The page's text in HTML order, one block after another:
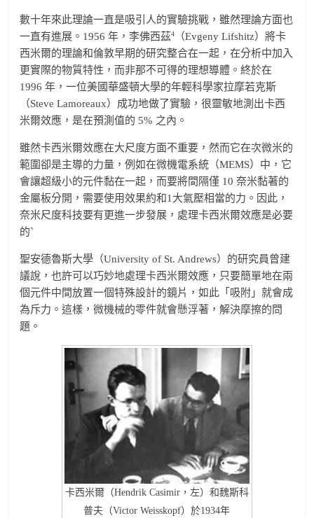
數十年來此理論一直是吸引人的實驗挑戰，雖然理論方面也
一直有進展。1956 年，李佛西茲4
（Evgeny Lifshitz）將卡
西米爾的理論和倫敦早期的研究整合在一起，在分析中加入
更實際的物質特性，而非那不可得的理想導體。終於在
1996 年，一位美國華盛頓大學的年輕科學家拉摩若克斯
（Steve Lamoreaux）成功地做了實驗，很靈敏地測出卡西
米爾效應，是在預測值的 5% 之內。
雖然卡西米爾效應在大尺度方面不重要，然而它在次微米的
範圍卻是主導的力量，例如在微機電系統（MEMS）中，它
會讓超級小的元件黏在一起，而要將間隔僅 10 奈米黏著的
金屬板分開，需要使用效果約和1大氣壓相當的力。因此，
奈米尺度科技要有更進一步發展，處理卡西米爾效應是必要
的`
聖安德魯斯大學（University of St. Andrews）的研究員曾建
議說，也許可以巧妙地處理卡西米爾效應，只要簡單地在兩
個元件中間放置一個特殊設計的鏡片，如此「吸附」就會成
為斥力。這樣，微機械的零件就會懸浮著，解決摩擦的問
題。
卡西米爾（Hendrik Casimir，左）和魏斯科
普夫（Victor Weisskopf）於1934年